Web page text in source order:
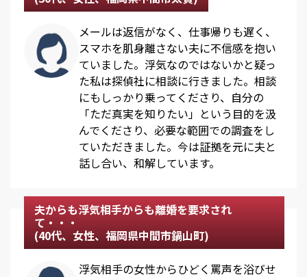
メールは返信がなく、仕事帰りも遅く、
スマホを肌身離さない夫に不信感を抱い
ていました。浮気なのではないかと疑っ
た私は探偵社に相談に行きました。相談
にもしっかり乗ってくださり、自分の
「ただ真実を知りたい」という目的を汲
んでくださり、必要な範囲での調査をし
ていただきました。今は証拠を元に夫と
話し合い、和解しています。
夫からも浮気相手からも離婚を要求され
て・・・
(40代、女性、福岡県中間市鍋山町)
浮気相手の女性からひどく罵声を浴びせ